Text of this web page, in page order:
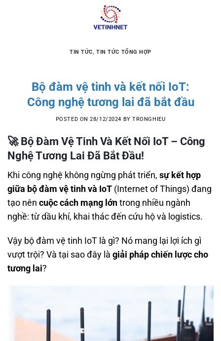
TIN TỨC,TIN TỨC TỔNG HỢP
Bộ đàm vệ tinh và kết nối IoT:
Công nghệ tương lai đã bắt đầu
POSTED ON28/12/2024 BYTRONGHIEU
🚀Bộ Đàm Vệ Tinh Và Kết Nối IoT – Công
Nghệ Tương Lai Đã Bắt Đầu!
Khi công nghệ không ngừng phát triển, sự kết hợp
giữa bộ đàm vệ tinh và IoT (Internet of Things) đang
tạo nên cuộc cách mạng lớn trong nhiều ngành
nghề: từ dầu khí, khai thác đến cứu hộ và logistics.
Vậy bộ đàm vệ tinh IoT là gì? Nó mang lại lợi ích gì
vượt trội? Và tại sao đây là giải pháp chiến lược cho
tương lai?